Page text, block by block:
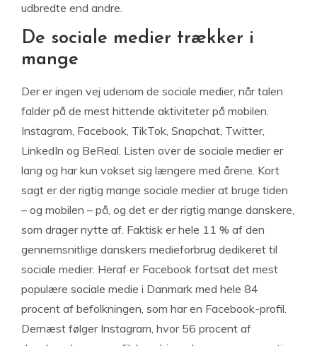
udbredte end andre.
De sociale medier trækker i
mange
Der er ingen vej udenom de sociale medier, når talen
falder på de mest hittende aktiviteter på mobilen.
Instagram, Facebook, TikTok, Snapchat, Twitter,
LinkedIn og BeReal. Listen over de sociale medier er
lang og har kun vokset sig længere med årene. Kort
sagt er der rigtig mange sociale medier at bruge tiden
– og mobilen – på, og det er der rigtig mange danskere,
som drager nytte af. Faktisk er hele 11 % af den
gennemsnitlige danskers medieforbrug dedikeret til
sociale medier. Heraf er Facebook fortsat det mest
populære sociale medie i Danmark med hele 84
procent af befolkningen, som har en Facebook-profil.
Dernæst følger Instagram, hvor 56 procent af